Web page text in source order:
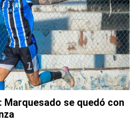
Marquesado se quedó con